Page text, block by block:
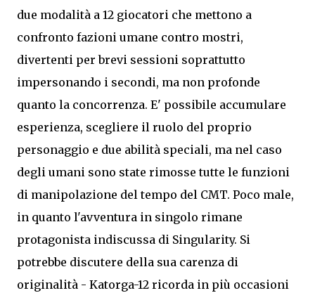
due modalità a 12 giocatori che mettono a
confronto fazioni umane contro mostri,
divertenti per brevi sessioni soprattutto
impersonando i secondi, ma non profonde
quanto la concorrenza. E' possibile accumulare
esperienza, scegliere il ruolo del proprio
personaggio e due abilità speciali, ma nel caso
degli umani sono state rimosse tutte le funzioni
di manipolazione del tempo del CMT. Poco male,
in quanto l'avventura in singolo rimane
protagonista indiscussa di Singularity. Si
potrebbe discutere della sua carenza di
originalità - Katorga-12 ricorda in più occasioni